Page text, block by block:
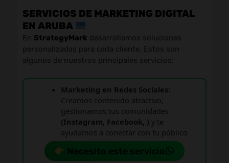
SERVICIOS DE MARKETING DIGITAL
EN ARUBA
En StrategyMark desarrollamos soluciones
personalizadas para cada cliente. Estos son
algunos de nuestros principales servicios:
Marketing en Redes Sociales:
Creamos contenido atractivo,
gestionamos tus comunidades
(Instagram, Facebook, ) y te
ayudamos a conectar con tu público
objetivo.
Necesito este servicio